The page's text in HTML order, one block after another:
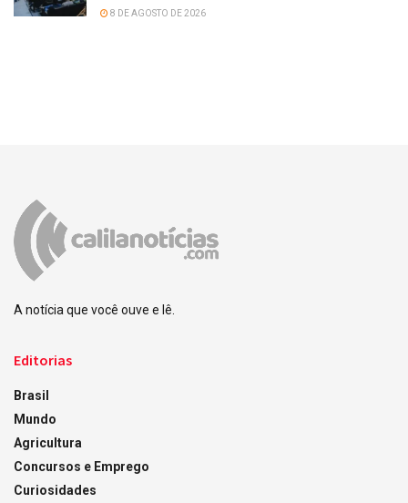
8 DE AGOSTO DE 2026
A notícia que você ouve e lê.
Editorias
Brasil
Mundo
Agricultura
Concursos e Emprego
Curiosidades